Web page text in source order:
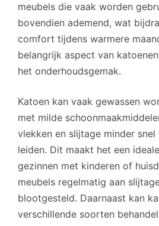
meubels die vaak worden
bovendien ademend, wat
comfort tijdens warmere
belangrijk aspect van
het onderhoudsgemak.
Katoen kan vaak gewassen
met milde
vlekken en slijtage minder
leiden. Dit maakt het een
gezinnen met kinderen of
meubels regelmatig aan
blootgesteld. Daarnaast kan
verschillende soorten